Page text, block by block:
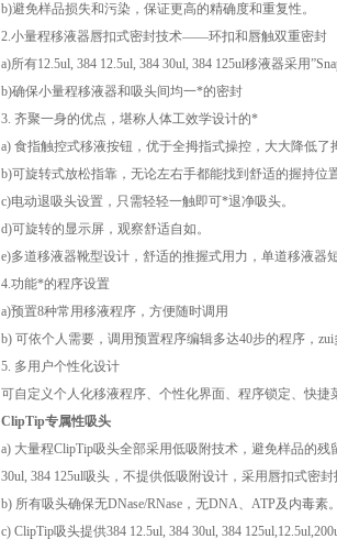
b)避免样品损失和污染，保证更高的精确度和重复性。
2.小量程移液器唇扣式密封技术——环扣和唇触双重密封
a)所有12.5ul, 384 12.5ul, 384 30ul, 384 125ul移液器采用
b)确保小量程移液器和吸头间均一*的密封
3. 齐聚一身的优点，堪称人体工效学设计的*
a) 食指触控式移液按钮，优于全拇指式操控，大大降低了
b)可旋转式放松指靠，无论左右手都能找到舒适的握持位置
c)电动退吸头设置，只需轻轻一触即可*退净吸头。
d)可旋转的显示屏，观察舒适自如。
e)多道移液器靴型设计，舒适的推握式用力，单道移液器
4.功能*的程序设置
a)预置8种常用移液程序，方便随时调用
b) 可依个人需要，调用预置程序编辑多达40步的程序，
5. 多用户个性化设计
可自定义个人化移液程序、个性化界面、程序锁定、快捷
ClipTip专属性吸头
a) 大量程ClipTip吸头全部采用低吸附技术，避免样品的
30ul, 384 125ul吸头，不提供低吸附设计，采用唇扣式密封
b) 所有吸头确保无DNase/RNase ，无DNA、 ATP及内毒素。
c) ClipTip吸头提供384 12.5ul, 384 30ul, 384